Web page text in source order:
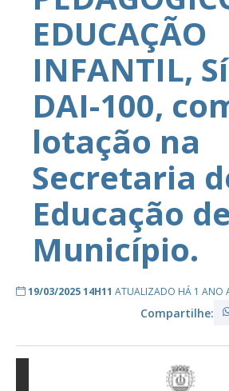
EDUCAÇÃO
INFANTIL,
DAI-100,
lotação na
Secretaria
Educação
Município.
19/03/2025 14H11 ATUALIZADO HÁ 1 ANO
Compartilhe: